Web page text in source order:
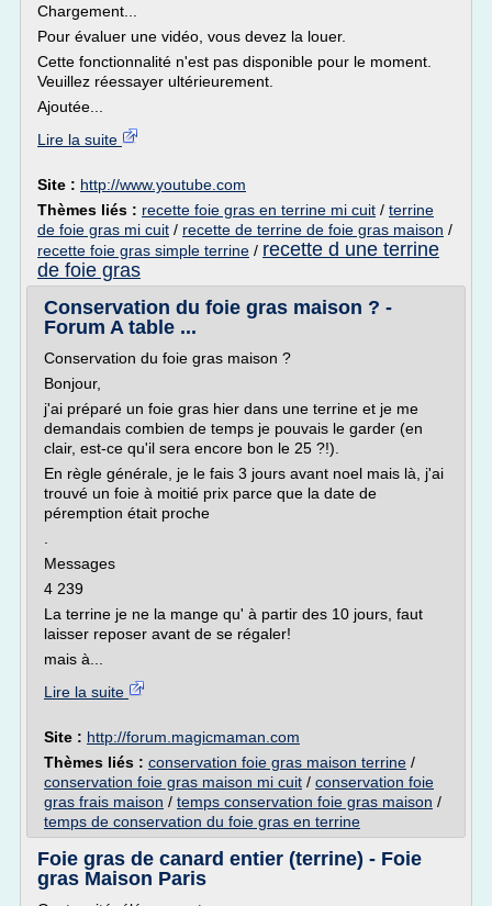
Chargement...
Pour évaluer une vidéo, vous devez la louer.
Cette fonctionnalité n'est pas disponible pour le moment.
Veuillez réessayer ultérieurement.
Ajoutée...
Lire la suite
Site : http://www.youtube.com
Thèmes liés : recette foie gras en terrine mi cuit / terrine
de foie gras mi cuit / recette de terrine de foie gras maison /
recette foie gras simple terrine / recette d une terrine
de foie gras
Conservation du foie gras maison ? -
Forum A table ...
Conservation du foie gras maison ?
Bonjour,
j'ai préparé un foie gras hier dans une terrine et je me
demandais combien de temps je pouvais le garder (en
clair, est-ce qu'il sera encore bon le 25 ?!).
En règle générale, je le fais 3 jours avant noel mais là, j'ai
trouvé un foie à moitié prix parce que la date de
péremption était proche
Messages
4 239
La terrine je ne la mange qu' à partir des 10 jours, faut
laisser reposer avant de se régaler!
mais à...
Lire la suite
Site : http://forum.magicmaman.com
Thèmes liés : conservation foie gras maison terrine /
conservation foie gras maison mi cuit / conservation foie
gras frais maison / temps conservation foie gras maison /
temps de conservation du foie gras en terrine
Foie gras de canard entier (terrine) - Foie
gras Maison Paris